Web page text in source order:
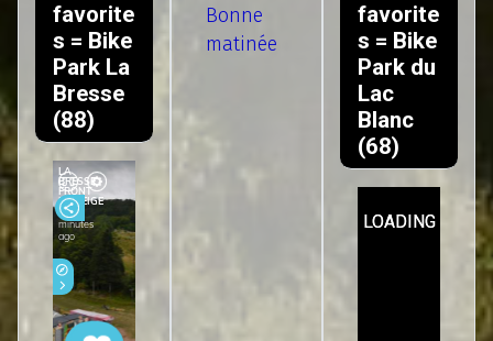
favorite
s = Bike
Park La
Bresse
(88)
Bonne
matinée
favorite
s = Bike
Park du
Lac
Blanc
(68)